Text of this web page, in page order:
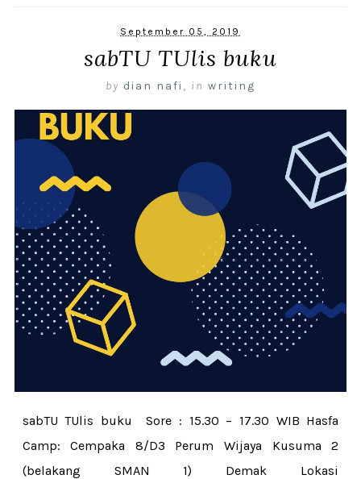
September 05, 2019
sabTU TUlis buku
by dian nafi , in writing
sabTU TUlis buku Sore : 15.30 – 17.30 WIB Hasfa
Camp: Cempaka 8/D3 Perum Wijaya Kusuma 2
(belakang SMAN 1) Demak Lokasi